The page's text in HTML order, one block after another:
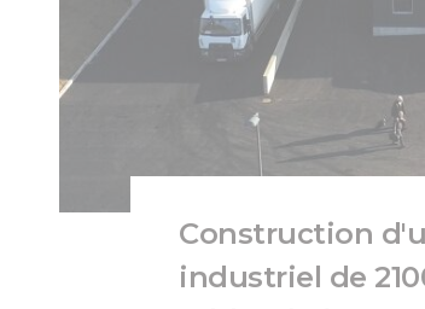
Construction
industriel de